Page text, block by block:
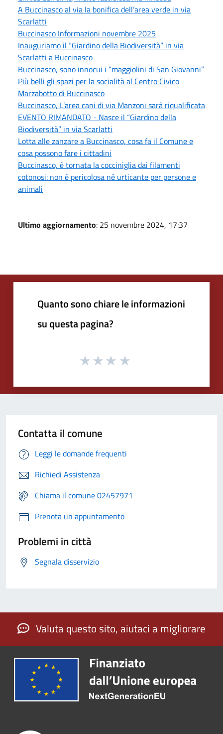
A Buccinasco al via la bonifica dell’area verde in via
Scarlatti
Buccinasco Informazioni novembre 2025
Inauguriamo il “Giardino della Biodiversità” in via
Scarlatti a Buccinasco
Buccinasco, sono innocui i “maggiolini di San Giovanni”
Più belli gli spazi per la socialità al Centro Civico
Marzabotto di Buccinasco
Buccinasco, L’area cani di via Manzoni sarà riqualificata
EVENTO RIMANDATO - Nasce il “Giardino della
Biodiversità” in via Scarlatti
Lotta alle zanzare a Buccinasco, cosa fa il Comune e
cosa possono fare i cittadini
Buccinasco, è tornata la cocciniglia dai filamenti
cotonosi: non è pericolosa né urticante per persone e
animali
Ultimo aggiornamento: 25 novembre 2024, 17:37
Quanto sono chiare le informazioni
su questa pagina?
Contatta il comune
Leggi le domande frequenti
Richiedi Assistenza
Chiama il comune 02457971
Prenota un appuntamento
Problemi in città
Segnala disservizio
Valuta questo sito, aiutaci a migliorare